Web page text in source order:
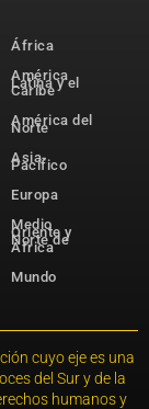
África
América
Latina y el
Caribe
América del
Norte
Asia-
Pacífico
Europa
Medio
Oriente y
Norte de
África
Mundo
cuyo eje es una
del Sur y de la
humanos y